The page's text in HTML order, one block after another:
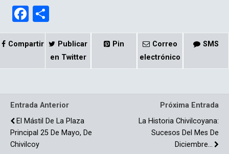
F
a
ce
k
o
m
p
Compartir
Publicar
en Twitter
Pin
Correo
electrónico
SMS
Entrada Anterior
El Mástil De La Plaza
Principal 25 De Mayo, De
Chivilcoy
Próxima Entrada
La Historia Chivilcoyana:
Sucesos Del Mes De
Diciembre…